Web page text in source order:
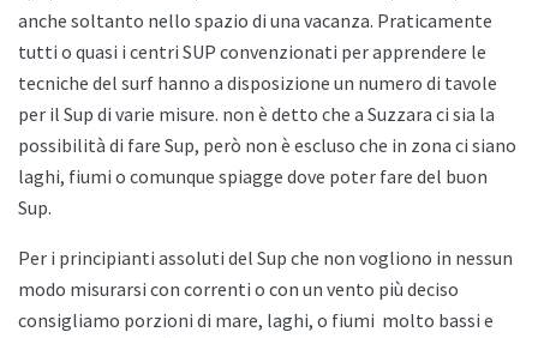
anche soltanto nello spazio di una vacanza. Praticamente
tutti o quasi i centri SUP convenzionati per apprendere le
tecniche del surf hanno a disposizione un numero di tavole
per il Sup di varie misure. non è detto che a Suzzara ci sia la
possibilità di fare Sup, però non è escluso che in zona ci siano
laghi, fiumi o comunque spiagge dove poter fare del buon
Sup.
Per i principianti assoluti del Sup che non vogliono in nessun
modo misurarsi con correnti o con un vento più deciso
consigliamo porzioni di mare, laghi, o fiumi molto bassi e